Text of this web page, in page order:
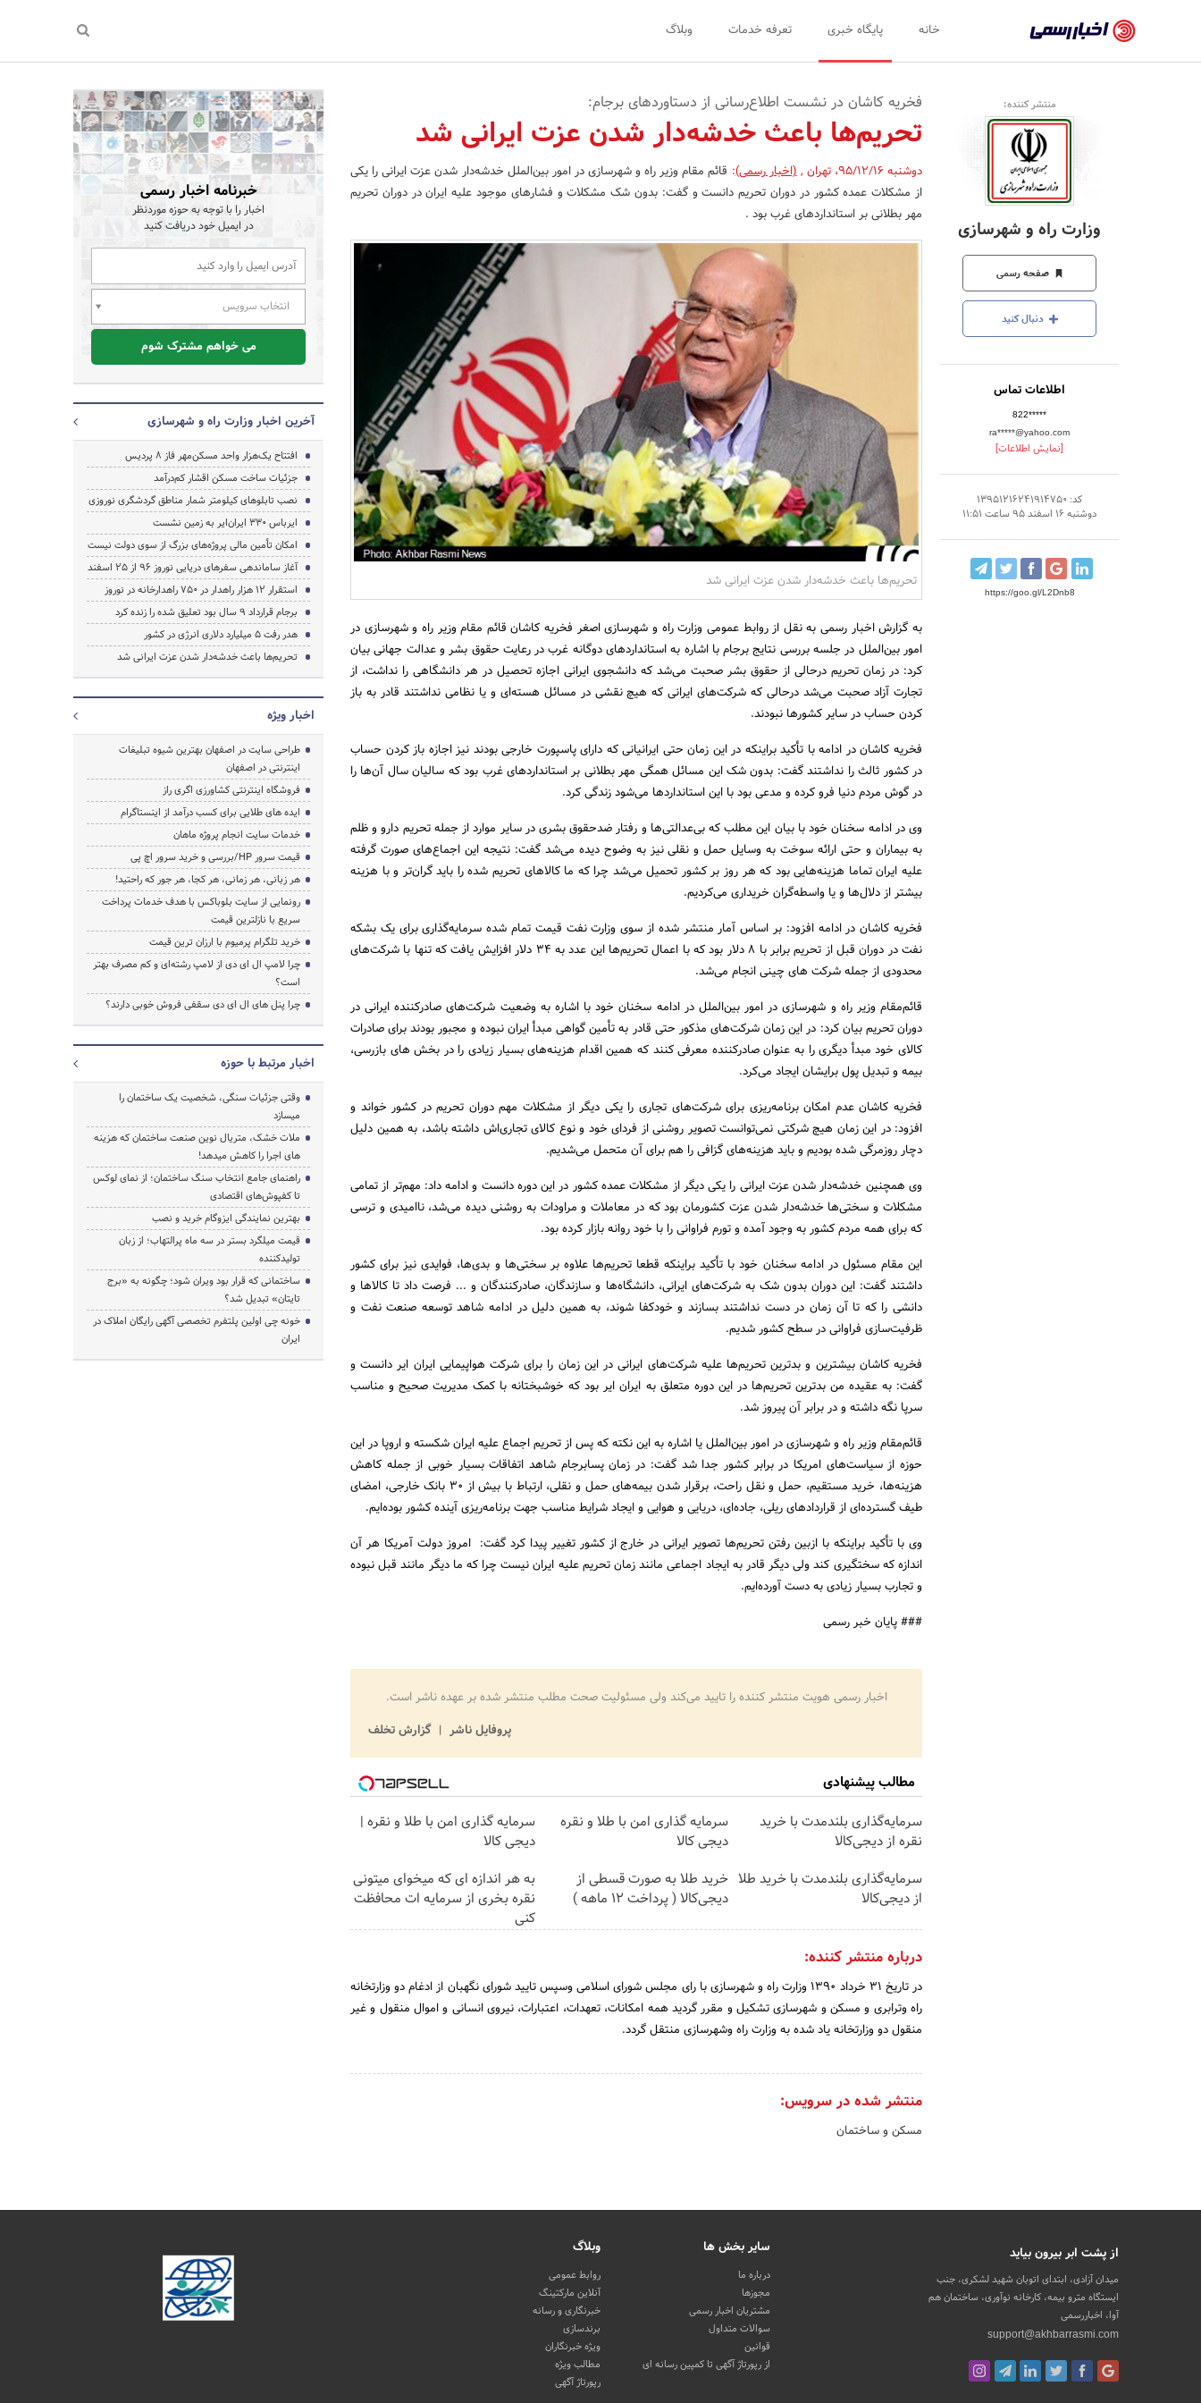
رسمی
-
اخبار
تایید
شده
شرکت‌ها،
سازمان‌ها
و
روابط
عمومی‌ها
خانه پایگاه خبری تعرفه خدمات وبلاگ
جستجو
منتشر کننده:
وزارت راه و شهرسازی
صفحه رسمی
دنبال کنید
اطلاعات تماس
822*****
ra*****@yahoo.com
[نمایش اطلاعات]
کد: 13951216241914750
دوشنبه 16 اسفند 95 ساعت 11:51
https://goo.gl/L2Dnb8
فخریه کاشان در نشست اطلاع‌رسانی از دستاوردهای برجام:
تحریم‌ها باعث خدشه‌دار شدن عزت ایرانی شد
دوشنبه 95/12/16 ،تهران ,(اخبار رسمی): قائم مقام وزیر راه و شهرسازی در امور بین‌الملل خدشه‌دار شدن عزت ایرانی را یکی
از مشکلات عمده کشور در دوران تحریم دانست و گفت: بدون شک مشکلات و فشارهای موجود علیه ایران در دوران تحریم
مهر بطلانی بر استانداردهای غرب بود .
تحریم‌ها باعث خدشه‌دار شدن عزت ایرانی شد
به گزارش اخبار رسمی به نقل از روابط عمومی وزارت راه و شهرسازی اصغر فخریه کاشان قائم مقام وزیر راه و شهرسازی در
امور بین‌الملل در جلسه بررسی نتایج برجام با اشاره به استانداردهای دوگانه غرب در رعایت حقوق بشر و عدالت جهانی بیان
کرد: در زمان تحریم درحالی از حقوق بشر صحبت می‌شد که دانشجوی ایرانی اجازه تحصیل در هر دانشگاهی را نداشت، از
تجارت آزاد صحبت می‌شد درحالی که شرکت‌های ایرانی که هیچ نقشی در مسائل هسته‌ای و یا نظامی نداشتند قادر به باز
کردن حساب در سایر کشورها نبودند.
فخریه کاشان در ادامه با تأکید براینکه در این زمان حتی ایرانیانی که دارای پاسپورت خارجی بودند نیز اجازه باز کردن حساب
در کشور ثالث را نداشتند گفت: بدون شک این مسائل همگی مهر بطلانی بر استانداردهای غرب بود که سالیان سال آن‌ها را
در گوش مردم دنیا فرو کرده و مدعی بود با این استانداردها می‌شود زندگی کرد.
وی در ادامه سخنان خود با بیان این مطلب که بی‌عدالتی‌ها و رفتار ضدحقوق بشری در سایر موارد از جمله تحریم دارو و ظلم
به بیماران و حتی ارائه سوخت به وسایل حمل و نقلی نیز به وضوح دیده می‌شد گفت: نتیجه این اجماع‌های صورت گرفته
علیه ایران تماما هزینه‌هایی بود که هر روز بر کشور تحمیل می‌شد چرا که ما کالاهای تحریم شده را باید گران‌تر و با هزینه
بیشتر از دلال‌ها و یا واسطه‌گران خریداری می‌کردیم.
فخریه کاشان در ادامه افزود: بر اساس آمار منتشر شده از سوی وزارت نفت قیمت تمام شده سرمایه‌گذاری برای یک بشکه
نفت در دوران قبل از تحریم برابر با ۸ دلار بود که با اعمال تحریم‌ها این عدد به ۳۴ دلار افزایش یافت که تنها با شرکت‌های
محدودی از جمله شرکت های چینی انجام می‌شد.
قائم‌مقام وزیر راه و شهرسازی در امور بین‌الملل در ادامه سخنان خود با اشاره به وضعیت شرکت‌های صادرکننده ایرانی در
دوران تحریم بیان کرد: در این زمان شرکت‌های مذکور حتی قادر به تأمین گواهی مبدأ ایران نبوده و مجبور بودند برای صادرات
کالای خود مبدأ دیگری را به عنوان صادرکننده معرفی کنند که همین اقدام هزینه‌های بسیار زیادی را در بخش های بازرسی،
بیمه و تبدیل پول برایشان ایجاد می‌کرد.
فخریه کاشان عدم امکان برنامه‌ریزی برای شرکت‌های تجاری را یکی دیگر از مشکلات مهم دوران تحریم در کشور خواند و
افزود: در این زمان هیچ شرکتی نمی‌توانست تصویر روشنی از فردای خود و نوع کالای تجاری‌اش داشته باشد، به همین دلیل
دچار روزمرگی شده بودیم و باید هزینه‌های گزافی را هم برای آن متحمل می‌شدیم.
وی همچنین خدشه‌دار شدن عزت ایرانی را یکی دیگر از مشکلات عمده کشور در این دوره دانست و ادامه داد: مهم‌تر از تمامی
مشکلات و سختی‌ها خدشه‌دار شدن عزت کشورمان بود که در معاملات و مراودات به روشنی دیده می‌شد، ناامیدی و ترسی
که برای همه مردم کشور به وجود آمده و تورم فراوانی را با خود روانه بازار کرده بود.
این مقام مسئول در ادامه سخنان خود با تأکید براینکه قطعا تحریم‌ها علاوه بر سختی‌ها و بدی‌ها، فوایدی نیز برای کشور
داشتند گفت: این دوران بدون شک به شرکت‌های ایرانی، دانشگاه‌ها و سازندگان، صادرکنندگان و ... فرصت داد تا کالاها و
دانشی را که تا آن زمان در دست نداشتند بسازند و خودکفا شوند، به همین دلیل در ادامه شاهد توسعه صنعت نفت و
ظرفیت‌سازی فراوانی در سطح کشور شدیم.
فخریه کاشان بیشترین و بدترین تحریم‌‌ها علیه شرکت‌های ایرانی در این زمان را برای شرکت هواپیمایی ایران ایر دانست و
گفت: به عقیده من بدترین تحریم‌ها در این دوره متعلق به ایران ایر بود که خوشبختانه با کمک مدیریت صحیح و مناسب
سرپا نگه داشته و در برابر آن پیروز شد.
قائم‌مقام وزیر راه و شهرسازی در امور بین‌الملل یا اشاره به این نکته که پس از تحریم اجماع علیه ایران شکسته و اروپا در این
حوزه از سیاست‌های امریکا در برابر کشور جدا شد گفت: در زمان پسابرجام شاهد اتفاقات بسیار خوبی از جمله کاهش
هزینه‌ها، خرید مستقیم، حمل و نقل راحت، برقرار شدن بیمه‌های حمل و نقلی، ارتباط با بیش از ۳۰ بانک خارجی، امضای
طیف گسترده‌ای از قراردادهای ریلی، جاده‌ای، دریایی و هوایی و ایجاد شرایط مناسب جهت برنامه‌ریزی آینده کشور بوده‌ایم.
وی با تأکید براینکه با ازبین رفتن تحریم‌ها تصویر ایرانی در خارج از کشور تغییر پیدا کرد گفت: امروز دولت آمریکا هر آن
اندازه که سختگیری کند ولی دیگر قادر به ایجاد اجماعی مانند زمان تحریم علیه ایران نیست چرا که ما دیگر مانند قبل نبوده
و تجارب بسیار زیادی به دست آورده‌ایم.
### پایان خبر رسمی
اخبار رسمی هویت منتشر کننده را تایید می‌کند ولی مسئولیت صحت مطلب منتشر شده بر عهده ناشر است.
پروفایل ناشر
گزارش تخلف
مطالب پیشنهادی
سرمایه‌گذاری بلندمدت با خرید
نقره از دیجی‌کالا
سرمایه گذاری امن با طلا و نقره
دیجی کالا
سرمایه گذاری امن با طلا و نقره |
دیجی کالا
سرمایه‌گذاری بلندمدت با خرید طلا
از دیجی‌کالا
خرید طلا به صورت قسطی از
دیجی‌کالا ( پرداخت 12 ماهه )
به هر اندازه ای که میخوای میتونی
نقره بخری از سرمایه ات محافظت
کنی
درباره منتشر کننده:
در تاریخ 31 خرداد 1390 وزارت راه و شهرسازی با رای مجلس شورای اسلامی وسپس تایید شورای نگهبان از ادغام دو وزارتخانه
راه وترابری و مسکن و شهرسازی تشکیل و مقرر گردید همه امکانات، تعهدات، اعتبارات، نیروی انسانی و اموال منقول و غیر
منقول دو وزارتخانه یاد شده به وزارت راه وشهرسازی منتقل گردد.
منتشر شده در سرویس:
مسکن و ساختمان
خبرنامه اخبار رسمی
اخبار را با توجه به حوزه موردنظر
در ایمیل خود دریافت کنید
انتخاب سرویس
می خواهم مشترک شوم
آخرین اخبار وزارت راه و شهرسازی
افتتاح یک‌هزار واحد مسکن‌مهر فاز ۸ پردیس
جزئیات ساخت مسکن اقشار کم‌درآمد
نصب تابلوهای کیلومتر شمار مناطق گردشگری نوروزی
ایرباس ۳۳۰ ایران‌ایر به زمین نشست
امکان تأمین مالی پروژه‌های بزرگ از سوی دولت نیست
آغاز ساماندهی سفرهای دریایی نوروز ۹۶ از ۲۵ اسفند‌
استقرار ۱۲ هزار راهدار در ۷۵۰ راهدارخانه در نوروز
برجام قرارداد ۹ سال بود تعلیق شده را زنده کرد
هدر رفت ۵ میلیارد دلاری انرژی در کشور
تحریم‌ها باعث خدشه‌دار شدن عزت ایرانی شد
اخبار ویژه
طراحی سایت در اصفهان بهترین شیوه تبلیغات
اینترنتی در اصفهان
فروشگاه اینترنتی کشاورزی اگری راز
ایده های طلایی برای کسب درآمد از اینستاگرام
خدمات سایت انجام پروژه ماهان
قیمت سرور HP/بررسی و خرید سرور اچ پی
هر زبانی، هر زمانی، هر کجا، هر جور که راحتید!
رونمایی از سایت بلوباکس با هدف خدمات پرداخت
سریع با نازلترین قیمت
خرید تلگرام پرمیوم با ارزان ترین قیمت
چرا لامپ ال ای دی از لامپ رشته‌ای و کم مصرف بهتر
است؟
چرا پنل های ال ای دی سقفی فروش خوبی دارند؟
اخبار مرتبط با حوزه
وقتی جزئیات سنگی، شخصیت یک ساختمان را
میسازد
ملات خشک، متریال نوین صنعت ساختمان که هزینه‌
های اجرا را کاهش میدهد!
راهنمای جامع انتخاب سنگ ساختمان؛ از نمای لوکس
تا کفپوش‌های اقتصادی
بهترین نمایندگی ایزوگام خرید و نصب
قیمت میلگرد بستر در سه ماه پرالتهاب؛ از زبان
تولیدکننده
ساختمانی که قرار بود ویران شود؛ چگونه به «برج
تایتان» تبدیل شد؟
خونه چی اولین پلتفرم تخصصی آگهی رایگان املاک در
ایران
از پشت ابر بیرون بیاید
میدان آزادی، ابتدای اتوبان شهید لشکری، جنب
ایستگاه مترو بیمه، کارخانه نوآوری، ساختمان هم
آوا، اخباررسمی
support@akhbarrasmi.com
سایر بخش ها
درباره ما
مجوزها
مشتریان اخبار رسمی
سوالات متداول
قوانین
از رپورتاژ آگهی تا کمپین رسانه ای
وبلاگ
روابط عمومی
آنلاین مارکتینگ
خبرنگاری و رسانه
برندسازی
ویژه خبرنگاران
مطالب ویژه
رپورتاژ آگهی